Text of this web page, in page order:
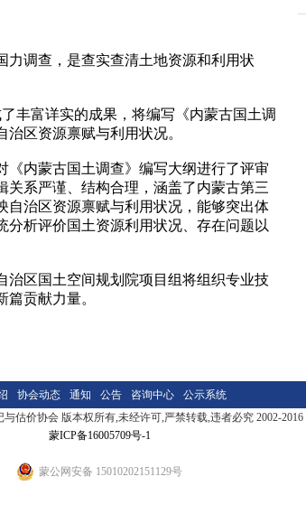
力调查，是查实查清土地资源和利用状
富详实的成果，将编写《内蒙古国土调
区资源禀赋与利用状况。
内蒙古国土调查》编写大纲进行了评审
系严谨、结构合理，涵盖了内蒙古第三
自治区资源禀赋与利用状况，能够突出体
析评价国土资源利用状况、存在问题以
区国土空间规划院项目组将组织专业技
贡献力量。
协会动态 通知 公告 咨询中心
公示系统
估价协会 版本权所有,未经许可,严禁转载,违者必究 2002-2016
蒙ICP备16005709号-1
蒙公网安备 15010202151129号